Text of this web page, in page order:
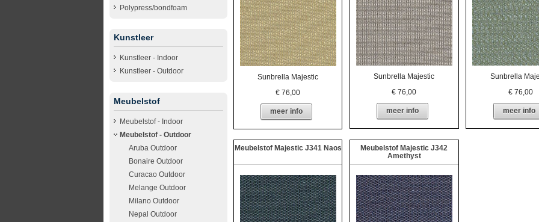
Polypress/bondfoam
Kunstleer
Kunstleer - Indoor
Kunstleer - Outdoor
Meubelstof
Meubelstof - Indoor
Meubelstof - Outdoor
Aruba Outdoor
Bonaire Outdoor
Curacao Outdoor
Melange Outdoor
Milano Outdoor
Nepal Outdoor
Sunbrella Majestic
€76,00
meer info
Sunbrella Majestic
€76,00
meer info
Sunbrella
€ 76,00
meer info
Meubelstof Majestic J341 Naos
Meubelstof Majestic J342
Amethyst